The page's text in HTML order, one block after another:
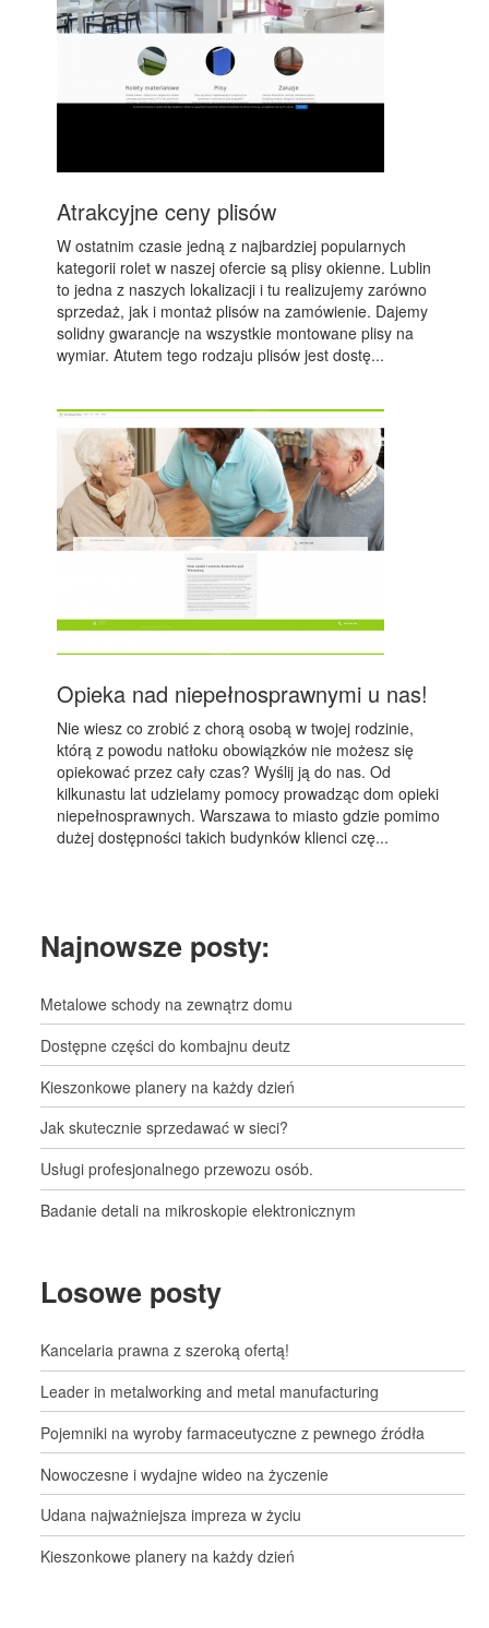
Atrakcyjne ceny plisów
W ostatnim czasie jedną z najbardziej popularnych
kategorii rolet w naszej ofercie są plisy okienne. Lublin
to jedna z naszych lokalizacji i tu realizujemy zarówno
sprzedaż, jak i montaż plisów na zamówienie. Dajemy
solidny gwarancje na wszystkie montowane plisy na
wymiar. Atutem tego rodzaju plisów jest dostę...
Opieka nad niepełnosprawnymi u nas!
Nie wiesz co zrobić z chorą osobą w twojej rodzinie,
którą z powodu natłoku obowiązków nie możesz się
opiekować przez cały czas? Wyślij ją do nas. Od
kilkunastu lat udzielamy pomocy prowadząc dom opieki
niepełnosprawnych. Warszawa to miasto gdzie pomimo
dużej dostępności takich budynków klienci czę...
Najnowsze posty:
Metalowe schody na zewnątrz domu
Dostępne części do kombajnu deutz
Kieszonkowe planery na każdy dzień
Jak skutecznie sprzedawać w sieci?
Usługi profesjonalnego przewozu osób.
Badanie detali na mikroskopie elektronicznym
Losowe posty
Kancelaria prawna z szeroką ofertą!
Leader in metalworking and metal manufacturing
Pojemniki na wyroby farmaceutyczne z pewnego źródła
Nowoczesne i wydajne wideo na życzenie
Udana najważniejsza impreza w życiu
Kieszonkowe planery na każdy dzień